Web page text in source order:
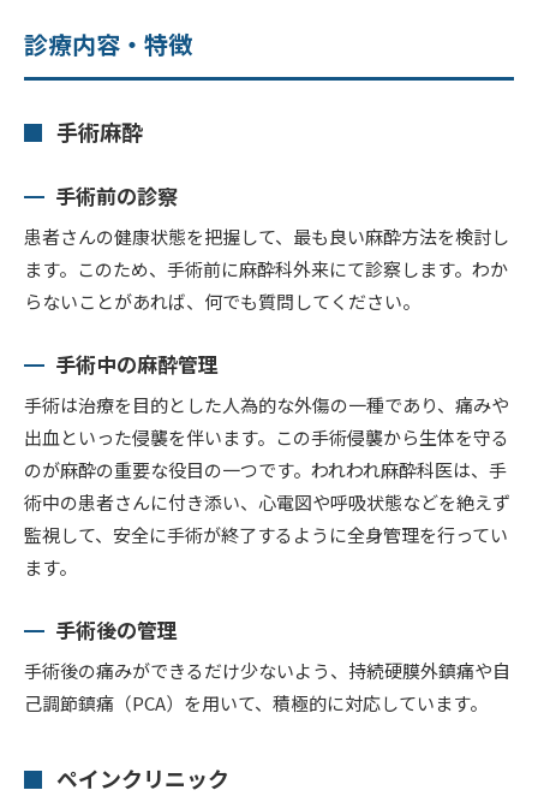
診療内容・特徴
手術麻酔
手術前の診察
患者さんの健康状態を把握して、最も良い麻酔方法を検討し
ます。このため、手術前に麻酔科外来にて診察します。わか
らないことがあれば、何でも質問してください。
手術中の麻酔管理
手術は治療を目的とした人為的な外傷の一種であり、痛みや
出血といった侵襲を伴います。この手術侵襲から生体を守る
のが麻酔の重要な役目の一つです。われわれ麻酔科医は、手
術中の患者さんに付き添い、心電図や呼吸状態などを絶えず
監視して、安全に手術が終了するように全身管理を行ってい
ます。
手術後の管理
手術後の痛みができるだけ少ないよう、持続硬膜外鎮痛や自
己調節鎮痛（PCA）を用いて、積極的に対応しています。
ペインクリニック